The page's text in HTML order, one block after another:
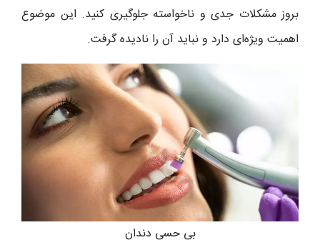
بروز مشکلات جدی و ناخواسته جلوگیری کنید. این موضوع
اهمیت ویژه‌ای دارد و نباید آن را نادیده گرفت.
بی حسی دندان